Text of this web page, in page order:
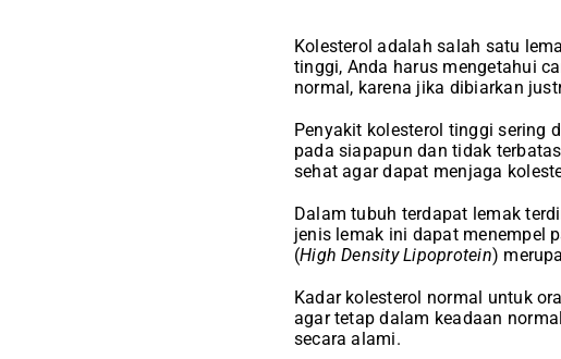
Kolesterol adalah salah satu
tinggi, Anda harus mengetahui
normal, karena jika dibiarkan
Penyakit kolesterol tinggi sering
pada siapapun dan tidak
sehat agar dapat menjaga
Dalam tubuh terdapat lemak
jenis lemak ini dapat menempel
(High Density Lipoprotein)
Kadar kolesterol normal untuk
agar tetap dalam keadaan
secara alami.